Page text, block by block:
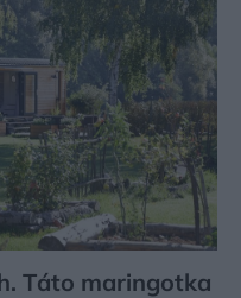
Táto maringotka